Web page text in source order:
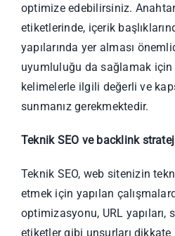
optimize edebilirsiniz.
etiketlerinde, içerik
yapılarında yer alması
uyumluluğu da sağlamak
kelimelerle ilgili değerli ve
sunmanız gerekmektedir.
Teknik SEO ve backlink
Teknik SEO, web sitenizin
etmek için yapılan
optimizasyonu, URL yapıları,
etiketler gibi unsurları